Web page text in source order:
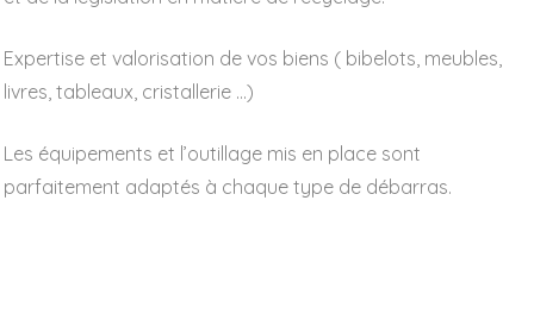
Expertise et valorisation de vos biens ( bibelots, meubles,
livres, tableaux, cristallerie …)
Les équipements et l’outillage mis en place sont
parfaitement adaptés à chaque type de débarras.